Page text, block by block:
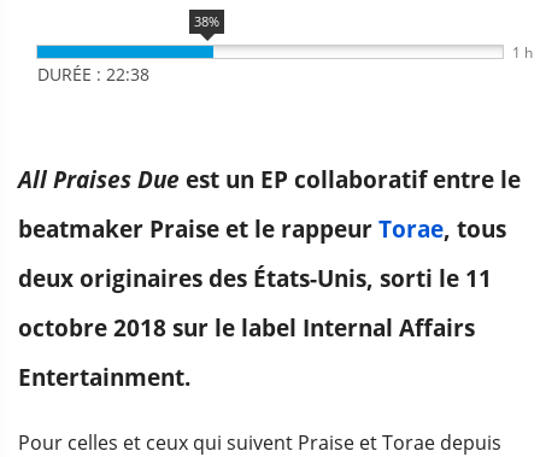
38%
DURÉE : 22:38
1 h
All Praises Due est un EP collaboratif entre le
beatmaker Praise et le rappeurTorae, tous
deux originaires des États-Unis, sorti le 11
octobre 2018 sur le label Internal Affairs
Entertainment.
Pour celles et ceux qui suivent Praise et Torae depuis